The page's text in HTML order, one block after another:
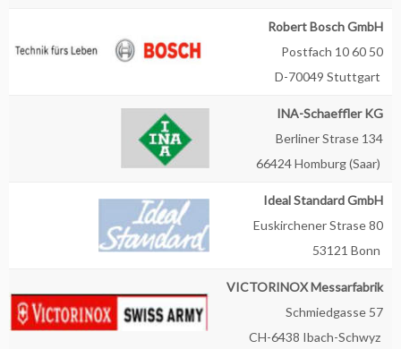
Robert Bosch GmbH
Postfach 10 60 50
D-70049 Stuttgart
INA-Schaeffler KG
Berliner Strase 134
66424 Homburg (Saar)
Ideal Standard GmbH
Euskirchener Strase 80
53121 Bonn
VICTORINOX Messarfabrik
Schmiedgasse 57
CH-6438 Ibach-Schwyz